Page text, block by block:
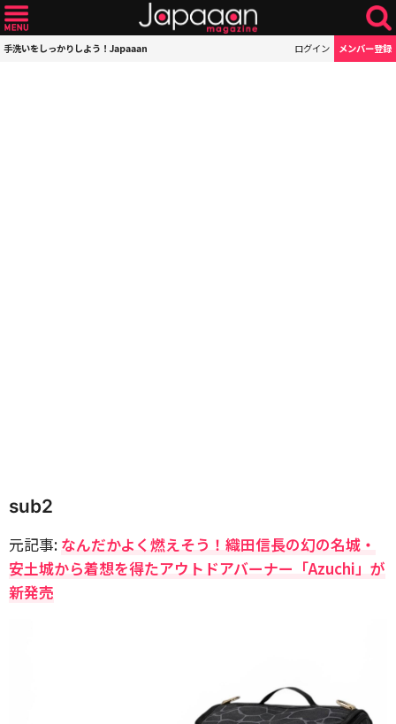
手洗いをしっかりしよう！Japaaan ログイン メンバー登録
sub2
元記事: なんだかよく燃えそう！織田信長の幻の名城・
安土城から着想を得たアウトドアバーナー「Azuchi」が
新発売